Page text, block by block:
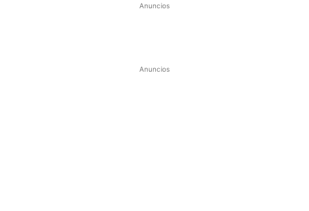
Anuncios
Anuncios